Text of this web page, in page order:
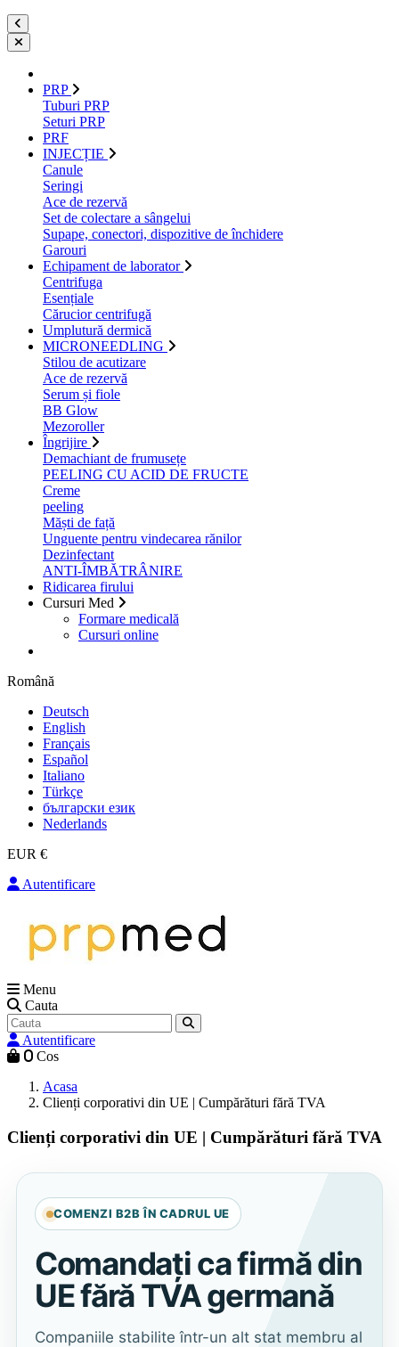
PRP
Tuburi PRP
Seturi PRP
PRF
INJECȚIE
Canule
Seringi
Ace de rezervă
Set de colectare a sângelui
Supape, conectori, dispozitive de închidere
Garouri
Echipament de laborator
Centrifuga
Esențiale
Cărucior centrifugă
Umplutură dermică
MICRONEEDLING
Stilou de acutizare
Ace de rezervă
Serum și fiole
BB Glow
Mezoroller
Îngrijire
Demachiant de frumusețe
PEELING CU ACID DE FRUCTE
Creme
peeling
Măști de față
Unguente pentru vindecarea rănilor
Dezinfectant
ANTI-ÎMBĂTRÂNIRE
Ridicarea firului
Cursuri Med
Formare medicală
Cursuri online
Română
Deutsch
English
Français
Español
Italiano
Türkçe
български език
Nederlands
EUR €
Autentificare
Menu
Cauta
Autentificare
0 Cos
Acasa
Clienți corporativi din UE | Cumpărături fără TVA
Clienți corporativi din UE | Cumpărături fără TVA
COMENZI B2B ÎN CADRUL UE
Comandați ca firmă din
UE fără TVA germană
Companiile stabilite într-un alt stat membru al